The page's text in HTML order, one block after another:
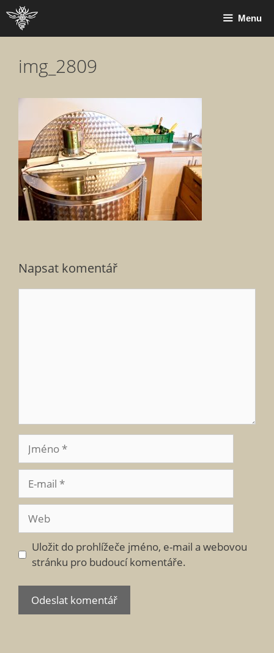
Přeskočit
na
obsah
Menu
img_2809
Napsat komentář
Jméno
mail
Uložit do prohlížeče jméno, e-mail a webovou
stránku pro budoucí komentáře.